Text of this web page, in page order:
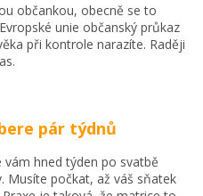
občankou, obecně se to
unie občanský průkaz
při kontrole narazíte. Raději
pár týdnů
hned týden po svatbě
Musíte počkat, až váš sňatek